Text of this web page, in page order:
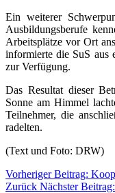
Ein weiterer
Ausbildungsberufe
Arbeitsplätze vor Ort
informierte die SuS aus
zur Verfügung.
Das Resultat dieser
Sonne am Himmel
Teilnehmer, die
radelten.
(Text und Foto: DRW)
Vorheriger Beitrag:
Zurück Nächster